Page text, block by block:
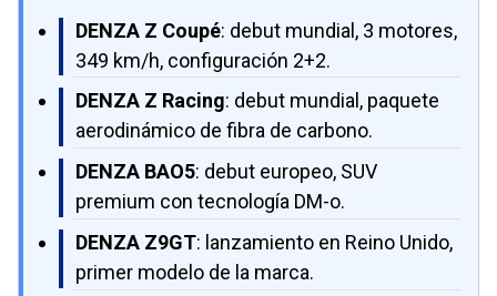
DENZA Z Coupé: debut mundial, 3 motores,
349 km/h, configuración 2+2.
DENZA Z Racing: debut mundial, paquete
aerodinámico de fibra de carbono.
DENZA BAO5: debut europeo, SUV
premium con tecnología DM-o.
DENZA Z9GT: lanzamiento en Reino Unido,
primer modelo de la marca.